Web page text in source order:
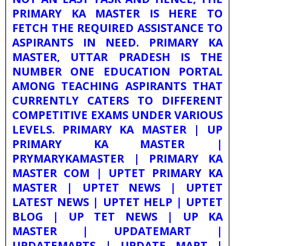
PRIMARY KA MASTER IS HERE TO
FETCH THE REQUIRED ASSISTANCE TO
ASPIRANTS IN NEED. PRIMARY KA
MASTER, UTTAR PRADESH IS THE
NUMBER ONE EDUCATION PORTAL
AMONG TEACHING ASPIRANTS THAT
CURRENTLY CATERS TO DIFFERENT
COMPETITIVE EXAMS UNDER VARIOUS
LEVELS. PRIMARY KA MASTER | UP
PRIMARY KA MASTER |
PRYMARYKAMASTER | PRIMARY KA
MASTER COM | UPTET PRIMARY KA
MASTER | UPTET NEWS | UPTET
LATEST NEWS | UPTET HELP | UPTET
BLOG | UP TET NEWS | UP KA
MASTER | UPDATEMART |